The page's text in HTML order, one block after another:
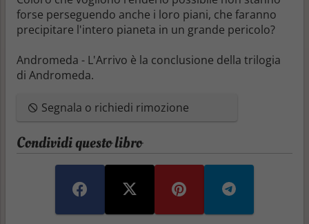
forse perseguendo anche i loro piani, che faranno
precipitare l'intero pianeta in un grande pericolo?
Andromeda - L'Arrivo è la conclusione della trilogia
di Andromeda.
Segnala o richiedi rimozione
Condividi questo libro